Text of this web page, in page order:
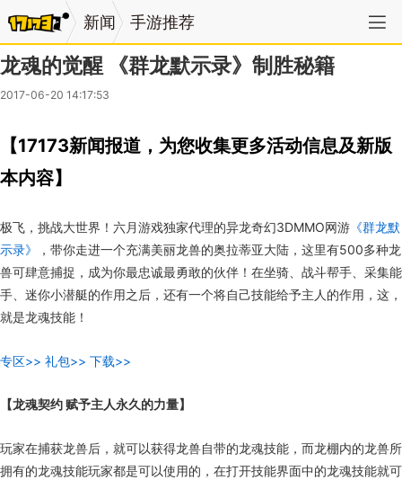
新闻 手游推荐
龙魂的觉醒 《群龙默示录》制胜秘籍
2017-06-20 14:17:53
【17173新闻报道，为您收集更多活动信息及新版
本内容】
极飞，挑战大世界！六月游戏独家代理的异龙奇幻3DMMO网游 《群龙默
示录》
，带你走进一个充满美丽龙兽的奥拉蒂亚大陆，这里有500多种龙
兽可肆意捕捉，成为你最忠诚最勇敢的伙伴！在坐骑、战斗帮手、采集能
手、迷你小潜艇的作用之后，还有一个将自己技能给予主人的作用，这，
就是龙魂技能！
专区>> 礼包>> 下载>>
【龙魂契约 赋予主人永久的力量】
玩家在捕获龙兽后，就可以获得龙兽自带的龙魂技能，而龙棚内的龙兽所
拥有的龙魂技能玩家都是可以使用的，在打开技能界面中的龙魂技能就可